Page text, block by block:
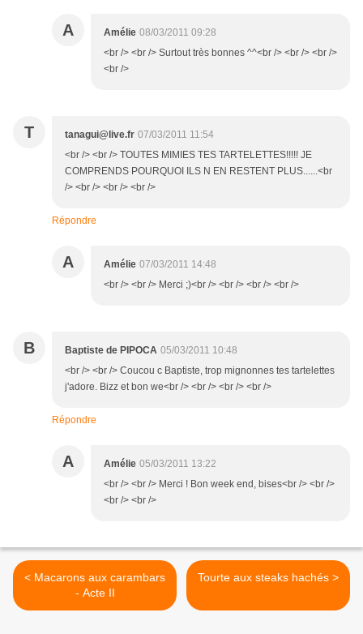
A Amélie 08/03/2011 09:28
<br /> <br /> Surtout très bonnes ^^<br /> <br /> <br />
<br />
T tanagui@live.fr 07/03/2011 11:54
<br /> <br /> TOUTES MIMIES TES TARTELETTES!!!!! JE
COMPRENDS POURQUOI ILS N EN RESTENT PLUS......<br
/> <br /> <br /> <br />
Répondre
A Amélie 07/03/2011 14:48
<br /> <br /> Merci ;)<br /> <br /> <br /> <br />
B Baptiste de PIPOCA 05/03/2011 10:48
<br /> <br /> Coucou c Baptiste, trop mignonnes tes tartelettes
j'adore. Bizz et bon we<br /> <br /> <br /> <br />
Répondre
A Amélie 05/03/2011 13:22
<br /> <br /> Merci ! Bon week end, bises<br /> <br />
<br /> <br />
< Macarons aux carambars
- Acte II
Tourte aux steaks hachés >